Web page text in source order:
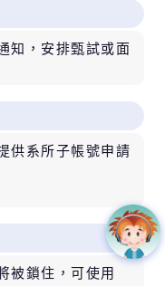
知，安排甄試或面
供系所子帳號申請
被鎖住，可使用